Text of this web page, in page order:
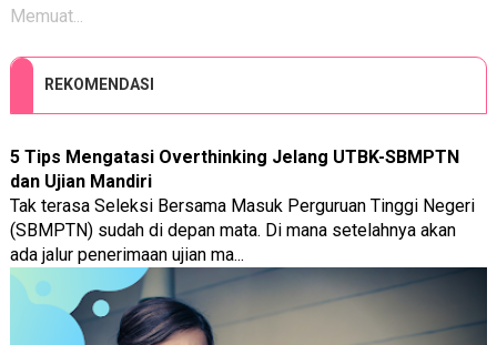
Memuat...
REKOMENDASI
5 Tips Mengatasi Overthinking Jelang UTBK-SBMPTN
dan Ujian Mandiri
Tak terasa Seleksi Bersama Masuk Perguruan Tinggi Negeri
(SBMPTN) sudah di depan mata. Di mana setelahnya akan
ada jalur penerimaan ujian ma...